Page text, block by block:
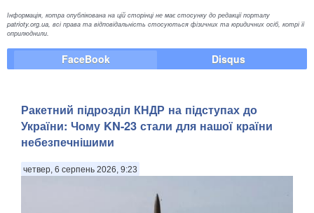
Інформація, котра опублікована на цій сторінці не має стосунку до редакції порталу
patrioty.org.ua, всі права та відповідальність стосуються фізичних та юридичних осіб, котрі її
оприлюднили.
FaceBook Disqus
Ракетний підрозділ КНДР на підступах до
України: Чому KN-23 стали для нашої країни
небезпечнішими
четвер, 6 серпень 2026, 9:23